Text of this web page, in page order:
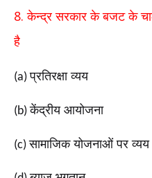
8.केन्द्र सरकार के बजट के
है
(a)प्रतिरक्षा व्यय
(b)केंद्रीय आयोजना
(c)सामाजिक योजनाओं पर व्यय